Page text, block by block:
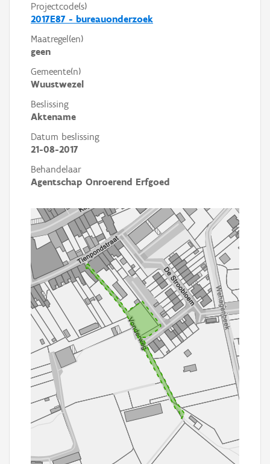
Projectcode(s)
2017E87 - bureauonderzoek
Maatregel(en)
geen
Gemeente(n)
Wuustwezel
Beslissing
Aktename
Datum beslissing
21-08-2017
Behandelaar
Agentschap Onroerend Erfgoed